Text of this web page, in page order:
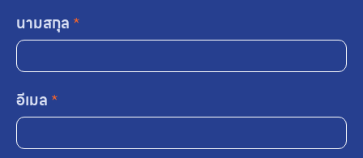
นามสกุล *
อีเมล *